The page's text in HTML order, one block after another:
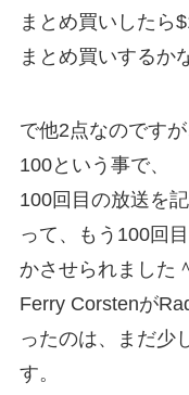
まとめ買いしたら
まとめ買いするか
で他2点なのです
100という事で、
100回目の放送を
って、もう100回
かさせられました
Ferry Corstenが
ったのは、まだ少
す。